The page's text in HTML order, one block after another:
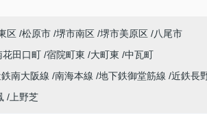
区 松原市 堺市南区 堺市美原区
八尾市
花田口町 宿院町東 大町東 中瓦町
南大阪線 南海本線 地下鉄御堂筋線 近鉄長
上野芝